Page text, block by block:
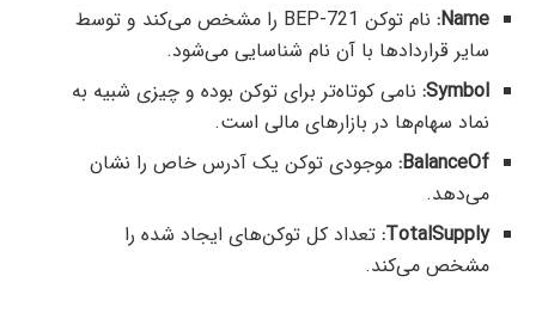
Name:
نام توکن BEP-721 را مشخص می‌کند و توسط
سایر قراردادها با آن نام شناسایی می‌شود.
Symbol: نامی کوتاه‌تر برای توکن بوده و چیزی شبیه به
نماد سهام‌ها در بازارهای مالی است.
BalanceOf: موجودی توکن یک آدرس خاص را نشان
می‌دهد.
TotalSupply: تعداد کل توکن‌های ایجاد شده را
مشخص می‌کند.